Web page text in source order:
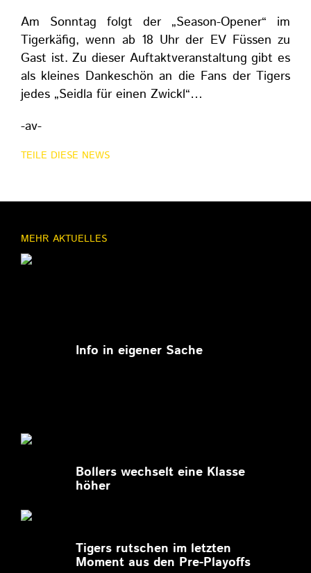
Am Sonntag folgt der „Season-Opener“ im
Tigerkäfig, wenn ab 18 Uhr der EV Füssen zu
Gast ist. Zu dieser Auftaktveranstaltung gibt es
als kleines Dankeschön an die Fans der Tigers
jedes „Seidla für einen Zwickl“…
-av-
TEILE DIESE NEWS
MEHR AKTUELLES
Info in eigener Sache
Bollers wechselt eine Klasse
höher
Tigers rutschen im letzten
Moment aus den Pre-Playoffs